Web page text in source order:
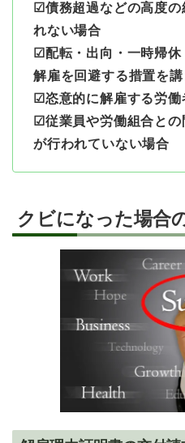
☑債務超過などの高度の
れない場合
☑配転・出向・一時帰
解雇を回避する措置を
☑恣意的に解雇する労働
☑従業員や労働組合と
が行われていない場合
クビになった場合